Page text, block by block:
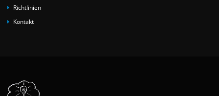
Richtlinien
Kontakt